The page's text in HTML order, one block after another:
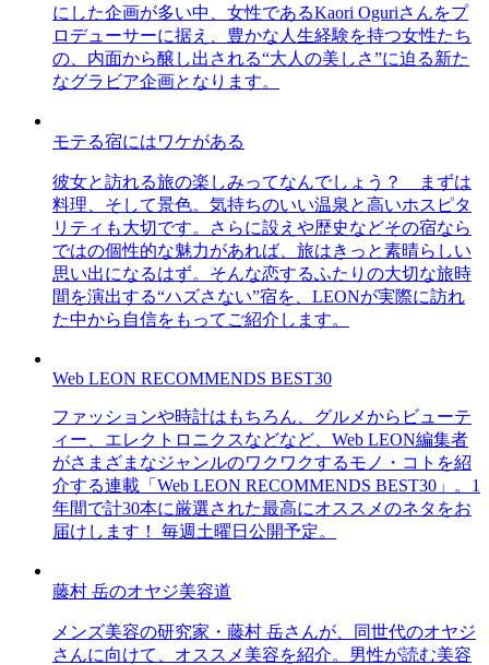
にした企画が多い中、女性であるKaori Oguriさんをプ
ロデューサーに据え、豊かな人生経験を持つ女性たち
の、内面から醸し出される“大人の美しさ”に迫る新た
なグラビア企画となります。
モテる宿にはワケがある
彼女と訪れる旅の楽しみってなんでしょう？ まずは
料理、そして景色。気持ちのいい温泉と高いホスピタ
リティも大切です。さらに設えや歴史などその宿なら
ではの個性的な魅力があれば、旅はきっと素晴らしい
思い出になるはず。そんな恋するふたりの大切な旅時
間を演出する“ハズさない”宿を、LEONが実際に訪れ
た中から自信をもってご紹介します。
Web LEON RECOMMENDS BEST30
ファッションや時計はもちろん、グルメからビューテ
ィー、エレクトロニクスなどなど、Web LEON編集者
がさまざまなジャンルのワクワクするモノ・コトを紹
介する連載「Web LEON RECOMMENDS BEST30」。1
年間で計30本に厳選された最高にオススメのネタをお
届けします！ 毎週土曜日公開予定。
藤村 岳のオヤジ美容道
メンズ美容の研究家・藤村 岳さんが、同世代のオヤジ
さんに向けて、オススメ美容を紹介。男性が読む美容